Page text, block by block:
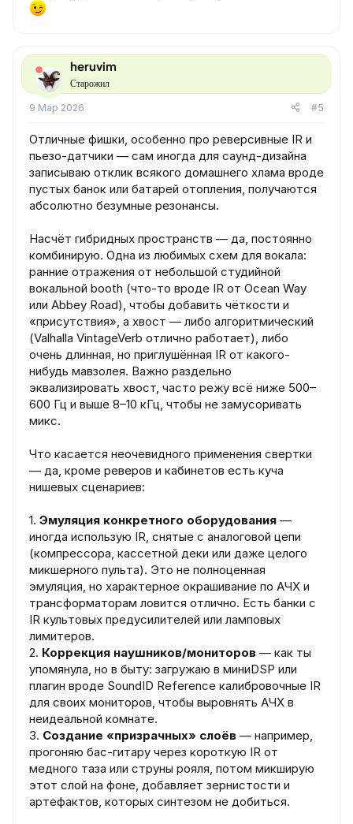
heruvim
Старожил
9 Мар 2026 #5
Отличные фишки, особенно про реверсивные IR и
пьезо-датчики — сам иногда для саунд-дизайна
записываю отклик всякого домашнего хлама вроде
пустых банок или батарей отопления, получаются
абсолютно безумные резонансы.
Насчёт гибридных пространств — да, постоянно
комбинирую. Одна из любимых схем для вокала:
ранние отражения от небольшой студийной
вокальной booth (что-то вроде IR от Ocean Way
или Abbey Road), чтобы добавить чёткости и
«присутствия», а хвост — либо алгоритмический
(Valhalla VintageVerb отлично работает), либо
очень длинная, но приглушённая IR от какого-
нибудь мавзолея. Важно раздельно
эквализировать хвост, часто режу всё ниже 500–
600 Гц и выше 8–10 кГц, чтобы не замусоривать
микс.
Что касается неочевидного применения свертки
— да, кроме реверов и кабинетов есть куча
нишевых сценариев:
1. Эмуляция конкретного оборудования —
иногда использую IR, снятые с аналоговой цепи
(компрессора, кассетной деки или даже целого
микшерного пульта). Это не полноценная
эмуляция, но характерное окрашивание по АЧХ и
трансформаторам ловится отлично. Есть банки с
IR культовых предусилителей или ламповых
лимитеров.
2. Коррекция наушников/мониторов — как ты
упомянула, но в быту: загружаю в миниDSP или
плагин вроде SoundID Reference калибровочные IR
для своих мониторов, чтобы выровнять АЧХ в
неидеальной комнате.
3. Создание «призрачных» слоёв — например,
прогоняю бас-гитару через короткую IR от
медного таза или струны рояля, потом микширую
этот слой на фоне, добавляет зернистости и
артефактов, которых синтезом не добиться.